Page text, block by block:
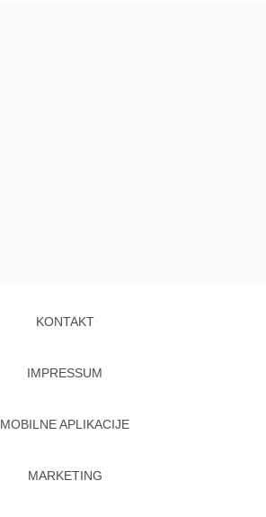
KONTAKT
IMPRESSUM
MOBILNE APLIKACIJE
MARKETING